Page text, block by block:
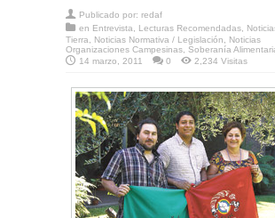
Publicado por: redaf
en Entrevista Lecturas Recomendadas
Tierra
Noticias Normativa / Legislación
Noticias
Organizaciones Campesinas Soberanía
14 marzo, 2011
0 2,234 Visitas